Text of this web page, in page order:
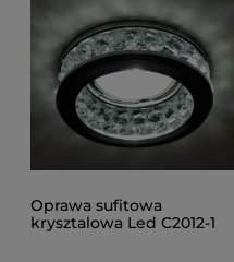
Oprawa sufitowa
krysztalowa Led C2012-1